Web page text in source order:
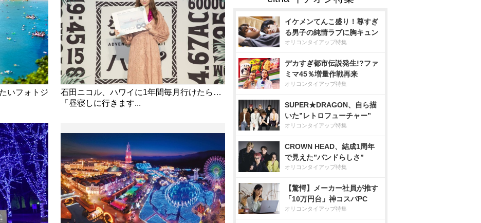
いフォトジ
石田ニコル、ハワイに1年間毎月行けたら…
「昼寝しに行きます...
イケメンてんこ盛り！尊すぎ
る男子の純情ラブに胸キュン
オリコンタイアップ特集
デカすぎ都市伝説発生!?ファ
ミマ45％増量作戦再来
オリコンタイアップ特集
SUPER★DRAGON、自ら描
いた”レトロフューチャー”
オリコンタイアップ特集
CROWN HEAD、結成1周年
で見えた”バンドらしさ”
オリコンタイアップ特集
【驚愕】メーカー社員が推す
「10万円台」神コスパPC
オリコンタイアップ特集